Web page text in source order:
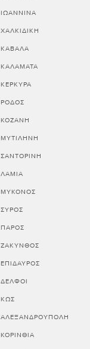
ΙΩΑΝΝΙΝΑ
ΧΑΛΚΙΔΙΚΗ
ΚΑΒΑΛΑ
ΚΑΛΑΜΑΤΑ
ΚΕΡΚΥΡΑ
ΡΟΔΟΣ
ΚΟΖΑΝΗ
ΜΥΤΙΛΗΝΗ
ΣΑΝΤΟΡΙΝΗ
ΛΑΜΙΑ
ΜΥΚΟΝΟΣ
ΣΥΡΟΣ
ΠΑΡΟΣ
ΖΑΚΥΝΘΟΣ
ΕΠΙΔΑΥΡΟΣ
ΔΕΛΦΟΙ
ΚΩΣ
ΑΛΕΞΑΝΔΡΟΥΠΟΛΗ
ΚΟΡΙΝΘΊΑ